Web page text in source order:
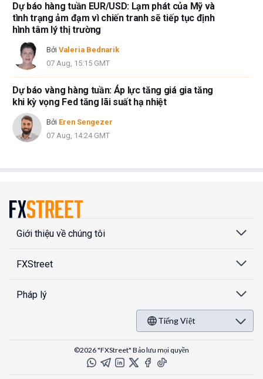
Dự báo hàng tuần EUR/USD: Lạm phát của Mỹ và
tình trạng ảm đạm vì chiến tranh sẽ tiếp tục định
hình tâm lý thị trường
Bởi Valeria Bednarik
07 Aug, 15:15 GMT
Dự báo vàng hàng tuần: Áp lực tăng giá gia tăng
khi kỳ vọng Fed tăng lãi suất hạ nhiệt
Bởi Eren Sengezer
07 Aug, 14:24 GMT
Giới thiệu về chúng tôi
FXStreet
Pháp lý
Tiếng Việt
©2026 "FXStreet" Bảo lưu mọi quyền